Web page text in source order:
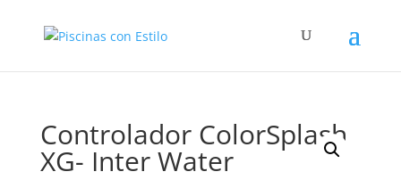
Controlador ColorSplash
XG- Inter Water